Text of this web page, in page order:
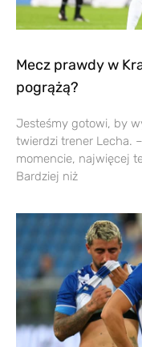
Mecz prawdy w
pogrążą?
Jesteśmy gotowi, by
twierdzi trener Lecha.
momencie, najwięcej
Bardziej niż